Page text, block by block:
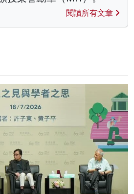
閱讀所有文章